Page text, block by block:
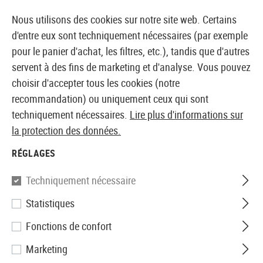
BOUTIQUE ET GROSSISTE EUROPÉEN AIRSOFT
Accueil Airguns Accessoires Ciblage
CIBLAGE
Nous utilisons des cookies sur notre site web. Certains
d'entre eux sont techniquement nécessaires (par exemple
pour le panier d'achat, les filtres, etc.), tandis que d'autres
servent à des fins de marketing et d'analyse. Vous pouvez
choisir d'accepter tous les cookies (notre
recommandation) ou uniquement ceux qui sont
techniquement nécessaires. Lire plus d'informations sur
la protection des données.
RÉGLAGES
Techniquement nécessaire
Statistiques
Fonctions de confort
Marketing